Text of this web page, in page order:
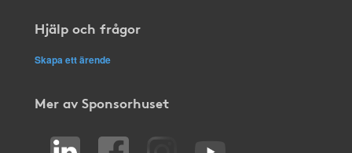
Hjälp och frågor
Skapa ett ärende
Mer av Sponsorhuset